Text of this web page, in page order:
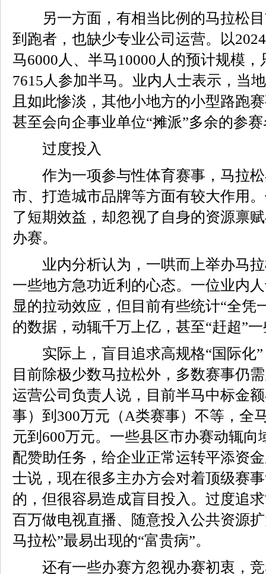
另一方面，有相当比例的马拉松目
到跑者，也缺少专业公司运营。以
马6000人、半马10000人的预计规模
7615人参加半马。业内人士表示，当
且如此惨淡，其他小地方的小型路跑
甚至会向企事业单位“摊派”多余的参
过度投入
作为一项参与性体育赛事，马拉松
市、打造城市品牌等方面有较大作用
了短期效益，却忽视了自身的资源禀
办赛。
业内分析认为，一哄而上举办马拉
一些地方急功近利的心态。一位业内
显的拉动效应，但目前有些统计“全凭
的数据，动辄千万上亿，甚至“赶超”
实际上，盲目追求高规格“国际化”
目前除极少数马拉松外，多数赛事仍
运营公司负责人说，目前半马中标金
事）到300万元（A类赛事）不等，全
元到600万元。一些县区市办赛动辄向
配赞助任务，给企业正常运转平添资
士说，现在很多主办方会对着顶级赛
的，但很容易造成盲目投入。过度追
百万做电视直播、随意投入公共资源
马拉松”最易出现的“富贵病”。
还有一些办赛方忽视办赛初衷，竞